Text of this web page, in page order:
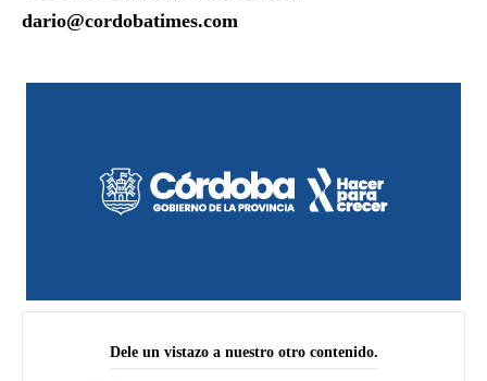
dario@cordobatimes.com
Dele un vistazo a nuestro otro contenido.